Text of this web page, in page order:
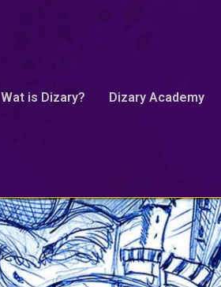
Wat is Dizary? Dizary Academy